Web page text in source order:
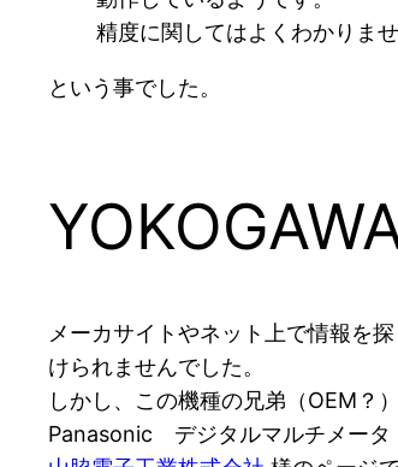
精度に関してはよくわかりませ
という事でした。
メーカサイトやネット上で情報を
けられませんでした。
しかし、この機種の兄弟（OEM？
Panasonic デジタルマルチメー